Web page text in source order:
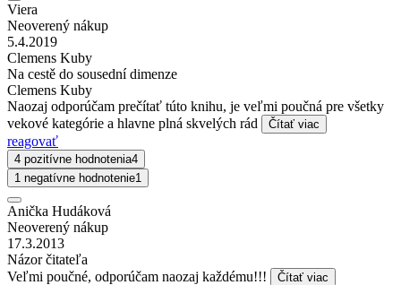
Viera
Neoverený nákup
5.4.2019
Clemens Kuby
Na cestě do sousední dimenze
Clemens Kuby
Naozaj odporúčam prečítať túto knihu, je veľmi poučná pre všetky
vekové kategórie a hlavne plná skvelých rád
Čítať viac
reagovať
4 pozitívne hodnotenia4
1 negatívne hodnotenie1
Anička Hudáková
Neoverený nákup
17.3.2013
Názor čitateľa
Veľmi poučné, odporúčam naozaj každému!!!
Čítať viac